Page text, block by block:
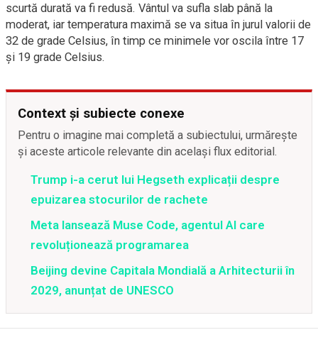
scurtă durată va fi redusă. Vântul va sufla slab până la
moderat, iar temperatura maximă se va situa în jurul valorii de
32 de grade Celsius, în timp ce minimele vor oscila între 17
şi 19 grade Celsius.
Context și subiecte conexe
Pentru o imagine mai completă a subiectului, urmărește
și aceste articole relevante din același flux editorial.
Trump i-a cerut lui Hegseth explicații despre
epuizarea stocurilor de rachete
Meta lansează Muse Code, agentul AI care
revoluționează programarea
Beijing devine Capitala Mondială a Arhitecturii în
2029, anunțat de UNESCO